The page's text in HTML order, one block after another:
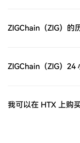
ZIGChain（ZIG）的
ZIGChain（ZIG）24
我可以在 HTX 上购